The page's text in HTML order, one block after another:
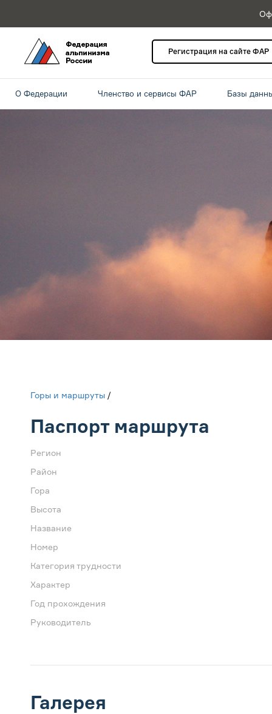
Регистрация на сайте ФАР
О Федерации Членство и сервисы ФАР Базы
Горы и маршруты /
Паспорт маршрута
Регион
Район
Гора
Высота
Название
Номер
Категория трудности
Характер
Год прохождения
Руководитель
Галерея